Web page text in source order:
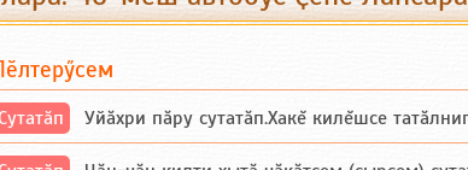
Уйăхри пăру сутатăп.Хакĕ килĕшсе